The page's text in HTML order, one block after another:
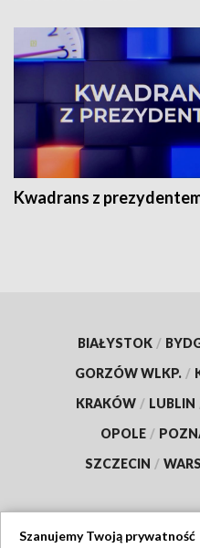
Kwadrans z
BIAŁYSTOK /
GORZÓW WLKP. /
KRAKÓW / LUBLIN
OPOLE /
SZCZECIN /
Szanujemy Twoją prywatność